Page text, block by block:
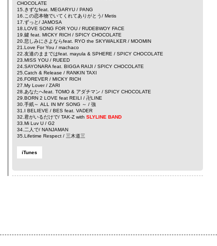
CHOCOLATE
15.きずなfeat. MEGARYU / PANG
16.この恋本物でいてくれてありがとう/ Metis
17.ずっと/ JAMOSA
18.LOVE SONG FOR YOU / RUDEBWOY FACE
19.鍵 feat. MICKY RICH / SPICY CHOCOLATE
20.悲しみにさよならfeat. RYO the SKYWALKER / MOOMIN
21.Love For You / machaco
22.友達のままではfeat. mayula & SPHERE / SPICY CHOCOLATE
23.MISS YOU / RUEED
24.SAYONARA feat. BIGGA RAIJI / SPICY CHOCOLATE
25.Catch & Release / RANKIN TAXI
26.FOREVER / MICKY RICH
27.My Lover / ZARI
28.あなたへfeat. TOMO & アダチマン / SPICY CHOCOLATE
29.BORN 2 LOVE feat REILI / 卍LINE
30.手紙～ ALL IN MY SONG ～ / 強
31.I BELIEVE / BES feat. VADER
32.君がいるだけで/ TAK-Z with SLYLINE BAND
33.Mi Luv U / G2
34.二人で/ NANJAMAN
35.Lifetime Respect / 三木道三
iTunes